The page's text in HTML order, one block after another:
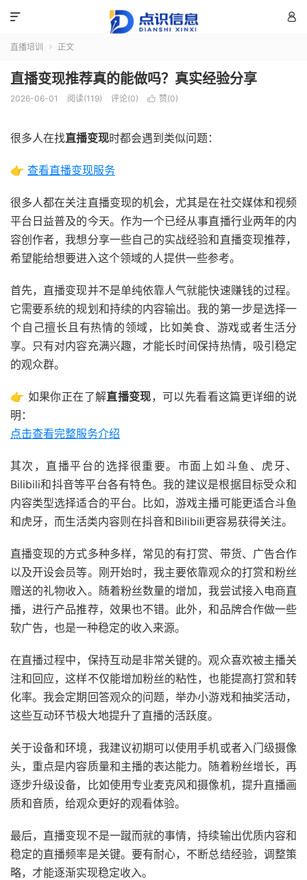


直播培训  正文
直播变现推荐真的能做吗？真实经验分享
2026-06-01 阅读(119) 评论(0)  赞(0)
很多人在找直播变现时都会遇到类似问题：
👉 查看直播变现服务
很多人都在关注直播变现的机会，尤其是在社交媒体和视频
平台日益普及的今天。作为一个已经从事直播行业两年的内
容创作者，我想分享一些自己的实战经验和直播变现推荐，
希望能给想要进入这个领域的人提供一些参考。
首先，直播变现并不是单纯依靠人气就能快速赚钱的过程。
它需要系统的规划和持续的内容输出。我的第一步是选择一
个自己擅长且有热情的领域，比如美食、游戏或者生活分
享。只有对内容充满兴趣，才能长时间保持热情，吸引稳定
的观众群。
👉 如果你正在了解直播变现，可以先看看这篇更详细的说
明：
点击查看完整服务介绍
其次，直播平台的选择很重要。市面上如斗鱼、虎牙、
Bilibili和抖音等平台各有特色。我的建议是根据目标受众和
内容类型选择适合的平台。比如，游戏主播可能更适合斗鱼
和虎牙，而生活类内容则在抖音和Bilibili更容易获得关注。
直播变现的方式多种多样，常见的有打赏、带货、广告合作
以及开设会员等。刚开始时，我主要依靠观众的打赏和粉丝
赠送的礼物收入。随着粉丝数量的增加，我尝试接入电商直
播，进行产品推荐，效果也不错。此外，和品牌合作做一些
软广告，也是一种稳定的收入来源。
在直播过程中，保持互动是非常关键的。观众喜欢被主播关
注和回应，这样不仅能增加粉丝的粘性，也能提高打赏和转
化率。我会定期回答观众的问题，举办小游戏和抽奖活动，
这些互动环节极大地提升了直播的活跃度。
关于设备和环境，我建议初期可以使用手机或者入门级摄像
头，重点是内容质量和主播的表达能力。随着粉丝增长，再
逐步升级设备，比如使用专业麦克风和摄像机，提升直播画
质和音质，给观众更好的观看体验。
最后，直播变现不是一蹴而就的事情，持续输出优质内容和
稳定的直播频率是关键。要有耐心，不断总结经验，调整策
略，才能逐渐实现稳定收入。